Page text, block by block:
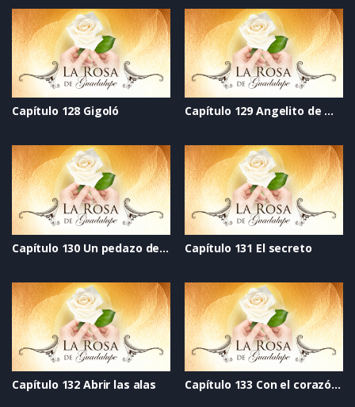
Capítulo 128 Gigoló Capítulo 129 Angelito de mi guarda
Capítulo 130 Un pedazo de vida Capítulo 131 El secreto
Capítulo 132 Abrir las alas Capítulo 133 Con el corazón divido